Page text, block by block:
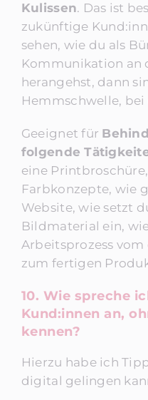
Kulissen. Das ist
zukünftige
sehen, wie du als
Kommunikation an
herangehst, dann
Hemmschwelle,
Geeignet für
folgende
eine
Farbkonzepte, wie
Website, wie setzt
Bildmaterial ein,
Arbeitsprozess
zum fertigen
10. Wie spreche
Kund:innen an,
kennen?
Hierzu habe ich
digital gelingen